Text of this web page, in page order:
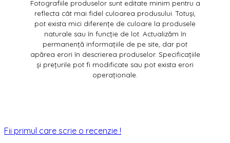
Fotografiile produselor sunt editate minim pentru a
reflecta cât mai fidel culoarea produsului. Totuși,
pot exista mici diferențe de culoare la produsele
naturale sau în funcție de lot. Actualizăm în
permanență informațiile de pe site, dar pot
apărea erori în descrierea produselor. Specificațiile
și prețurile pot fi modificate sau pot exista erori
operaționale.
Fii primul care scrie o recenzie !